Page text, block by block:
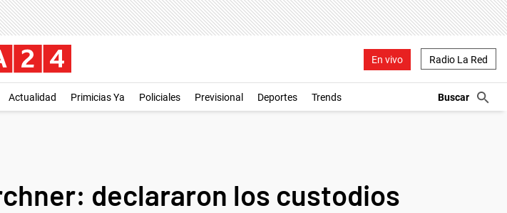
En vivo Radio La Red
Actualidad Primicias Ya Policiales Previsional Deportes Trends
declararon los custodios